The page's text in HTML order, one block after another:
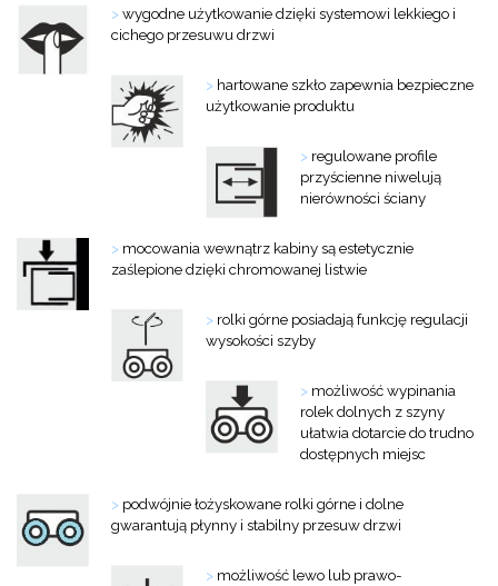
>wygodne użytkowanie dzięki systemowi lekkiego i
cichego przesuwu drzwi
> hartowane szkło zapewnia bezpieczne
użytkowanie produktu
> regulowane profile
przyścienne niwelują
nierówności ściany
> mocowania wewnątrz kabiny są estetycznie
zaślepione dzięki chromowanej listwie
> rolki górne posiadają funkcję regulacji
wysokości szyby
> możliwość wypinania
rolek dolnych z szyny
ułatwia dotarcie do trudno
dostępnych miejsc
> podwójnie łożyskowane rolki górne i dolne
gwarantują płynny i stabilny przesuw drzwi
> możliwość lewo lub prawo-